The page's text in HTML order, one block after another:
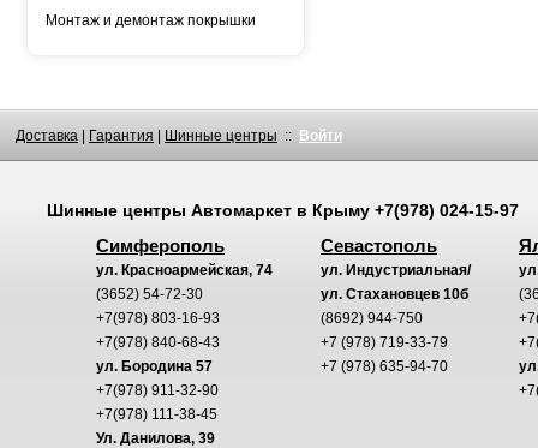
Монтаж и демонтаж покрышки
Доставка Гарантия Шинные центры :: Войти
Шинные центры Автомаркетв Крыму +7(978) 024-15-97
Симферополь
ул. Красноармейская, 74
(3652) 54-72-30
+7(978) 803-16-93
+7(978) 840-68-43
ул. Бородина 57
+7(978) 911-32-90
+7(978) 111-38-45
Ул. Данилова, 39
Севастополь
ул. Индустриальная/
ул. Стахановцев 10б
(8692) 944-750
+7 (978) 719-33-79
+7 (978) 635-94-70